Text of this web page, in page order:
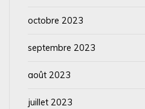
octobre 2023
septembre 2023
août 2023
juillet 2023